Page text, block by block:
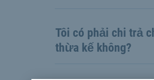
Tôi có phải chi trả
thừa kế không?